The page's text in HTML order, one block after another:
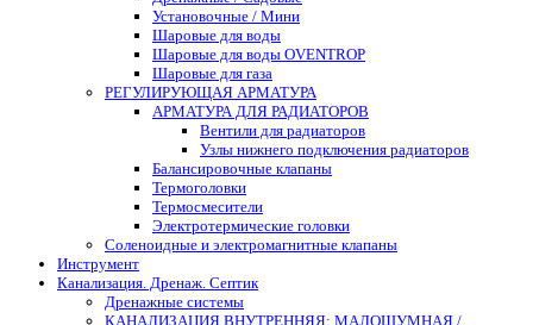
Установочные / Мини
Шаровые для воды
Шаровые для воды OVENTROP
Шаровые для газа
РЕГУЛИРУЮЩАЯ АРМАТУРА
АРМАТУРА ДЛЯ РАДИАТОРОВ
Вентили для радиаторов
Узлы нижнего подключения радиаторов
Балансировочные клапаны
Термоголовки
Термосмесители
Электротермические головки
Соленоидные и электромагнитные клапаны
Инструмент
Канализация. Дренаж. Септик
Дренажные системы
КАНАЛИЗАЦИЯ ВНУТРЕННЯЯ: МАЛОШУМНАЯ /